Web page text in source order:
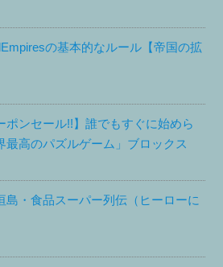
の基本的なルール【帝国の拡
ポンセール!!】誰でもすぐに始めら
最高のパズルゲーム」ブロックス
島・食品スーパー列伝（ヒーローに